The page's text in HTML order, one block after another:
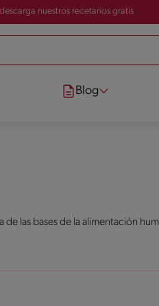
nuestros recetarios gratis
Blog
las bases de la alimentación